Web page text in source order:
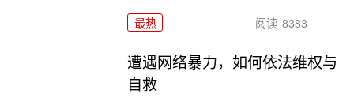
最热 阅读 8383
遭遇网络暴力，如何依法维权与
自救